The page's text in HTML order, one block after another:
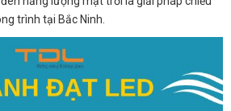
trình tại Bắc Ninh.